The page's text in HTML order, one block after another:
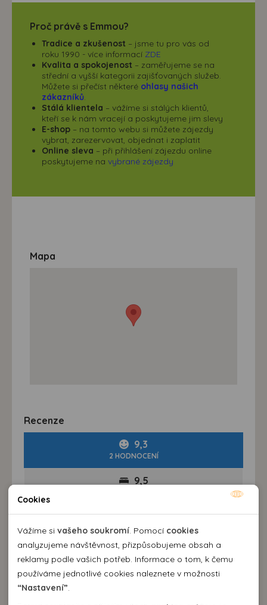
Proč právě s Emmou?
Tradice a zkušenost – jsme tu pro vás od
roku 1990 - více informací ZDE
Kvalita a spokojenost – zaměřujeme se na
střední a vyšší kategorii zajišťovaných služeb.
Můžete si přečíst některé ohlasy našich
zákazníků.
Stálá klientela – vážíme si stálých klientů,
kteří se k nám vracejí a poskytujeme jim slevy
E-shop – na tomto webu si můžete zájezdy
vybrat, zarezervovat, objednat i zaplatit
Online sleva – při přihlášení zájezdu online
poskytujeme na vybrané zájezdy
Mapa
Recenze
9,3
2 HODNOCENÍ
9,5
8,5
STRAVA
9,5
DOPRAVA
Cookies
Vážíme si vašeho soukromí . Pomocí cookies
analyzujeme návštěvnost, přizpůsobujeme obsah a
reklamy podle vašich potřeb. Informace o tom, k čemu
používáme jednotlivé cookies naleznete v možnosti
“Nastavení”
Nutné cookies pomáhají, aby byla webová stránka
použitelná tak, že umožní základní funkce jako navigace
stránky a přístup k zabezpečeným sekcím webové stránky.
Webová stránka nemůže správně fungovat bez těchto
cookies.